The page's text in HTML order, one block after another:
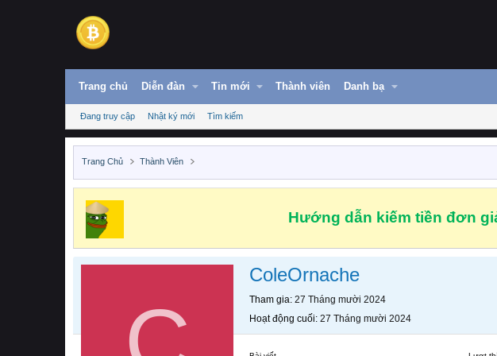
Trang chủ Diễn đàn Tin mới Thành viên Danh bạ
Đang truy cập Nhật ký mới Tìm kiếm
Trang Chủ Thành Viên
Hướng dẫn kiếm tiền đơn
ColeOrnache
Tham gia 27 Tháng mười 2024
Hoạt động cuối 27 Tháng mười 2024